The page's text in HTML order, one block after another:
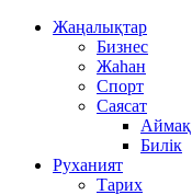
Жаңалықтар
Бизнес
Жаһан
Спорт
Саясат
Аймақ
Билік
Руханият
Тарих